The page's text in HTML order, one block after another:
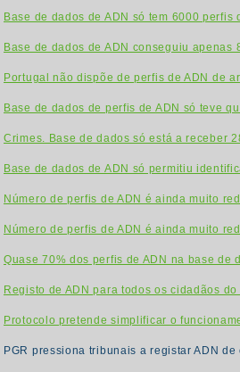
Base de dados de ADN só tem 6000
Base de dados de ADN conseguiu apenas
Portugal não dispõe de perfis de ADN de
Base de dados de perfis de ADN só teve
Crimes. Base de dados só está a receber
Base de dados de ADN só permitiu
Número de perfis de ADN é ainda muito
Número de perfis de ADN é ainda muito
Quase 70% dos perfis de ADN na base de
Registo de ADN para todos os cidadãos
Protocolo pretende simplificar o
PGR pressiona tribunais a registar ADN